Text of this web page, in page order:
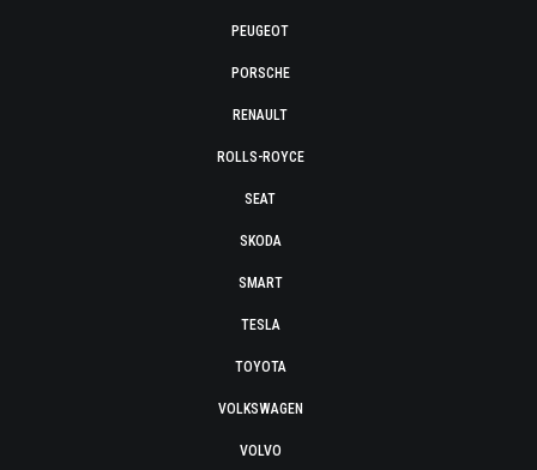
PEUGEOT
PORSCHE
RENAULT
ROLLS-ROYCE
SEAT
SKODA
SMART
TESLA
TOYOTA
VOLKSWAGEN
VOLVO